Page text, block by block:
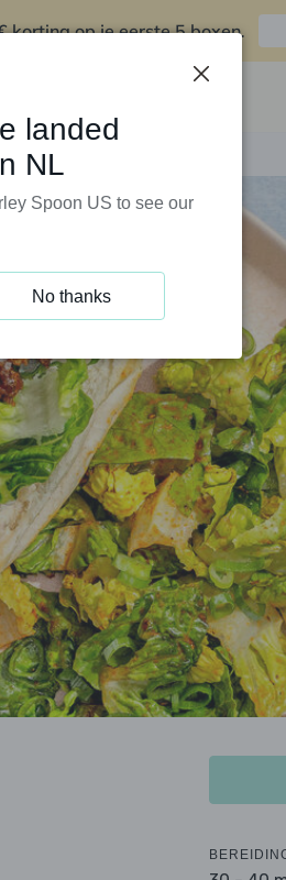
korting op je eerste 5 boxen.
landed
NL
Spoon US to see our
No thanks